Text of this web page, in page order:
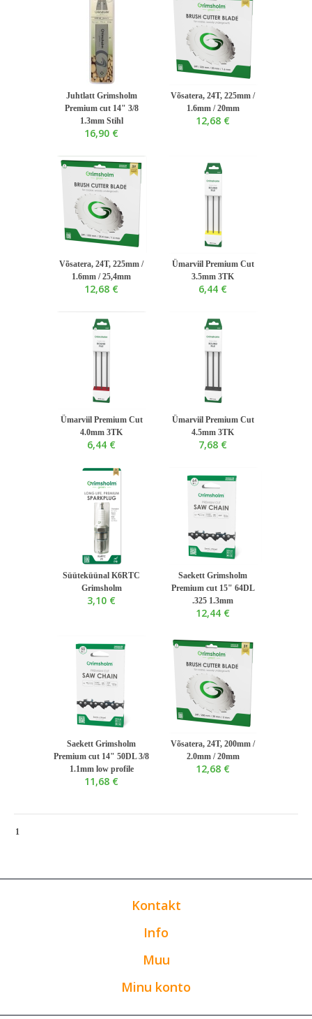
Juhtlatt Grimsholm
Premium cut 14" 3/8
1.3mm Stihl
16,90 €
Võsatera, 24T, 225mm /
1.6mm / 20mm
12,68 €
Võsatera, 24T, 225mm /
1.6mm / 25,4mm
12,68 €
Ümarviil Premium Cut
3.5mm 3TK
6,44 €
Ümarviil Premium Cut
4.0mm 3TK
6,44 €
Ümarviil Premium Cut
4.5mm 3TK
7,68 €
Süüteküünal K6RTC
Grimsholm
3,10 €
Saekett Grimsholm
Premium cut 15" 64DL
.325 1.3mm
12,44 €
Saekett Grimsholm
Premium cut 14" 50DL 3/8
1.1mm low profile
11,68 €
Võsatera, 24T, 200mm /
2.0mm / 20mm
12,68 €
1
Kontakt
Info
Muu
Minu konto